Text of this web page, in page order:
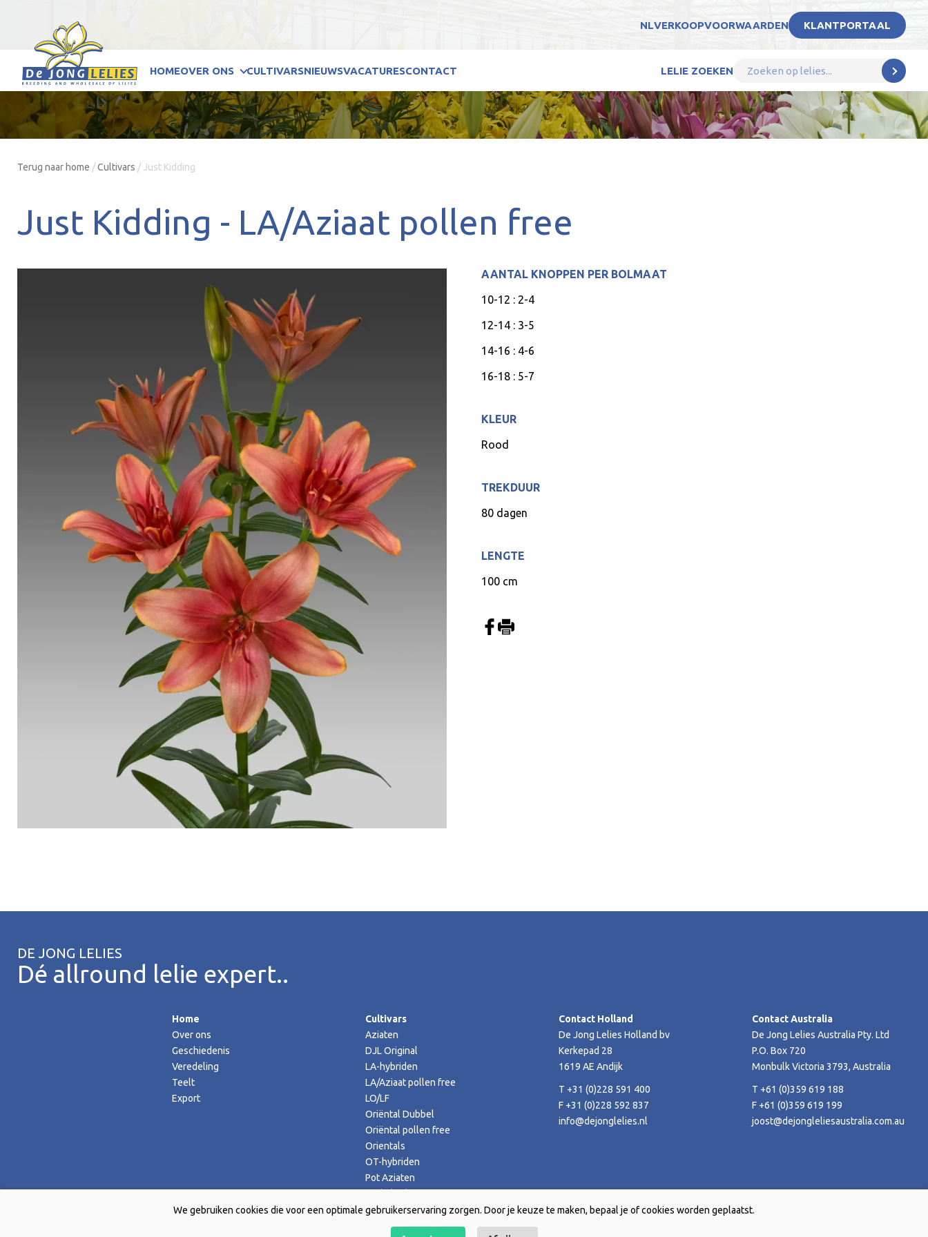
NLVERKOOPVOORWAARDEN KLANTPORTAAL
HOMEOVER ONS CULTIVARSNIEUWSVACATURESCONTACT LELIE ZOEKEN
Terug naar home /Cultivars / Just Kidding
Just Kidding - LA/Aziaat pollen free
AANTAL KNOPPEN PER BOLMAAT
10-12 : 2-4
12-14 : 3-5
14-16 : 4-6
16-18 : 5-7
KLEUR
Rood
TREKDUUR
80 dagen
LENGTE
100 cm
DE JONG LELIES
Dé allround lelie expert..
Home
Over ons
Geschiedenis
Veredeling
Teelt
Export
Cultivars
Aziaten
DJL Original
LA-hybriden
LA/Aziaat pollen free
LO/LF
Oriëntal Dubbel
Oriëntal pollen free
Orientals
OT-hybriden
Pot Aziaten
Contact Holland
De Jong Lelies Holland bv
Kerkepad 28
1619 AE Andijk
T +31 (0)228 591 400
F +31 (0)228 592 837
info@dejonglelies.nl
Contact Australia
De Jong Lelies Australia Pty. Ltd
P.O. Box 720
Monbulk Victoria 3793, Australia
T +61 (0)359 619 188
F +61 (0)359 619 199
joost@dejongleliesaustralia.com.au
We gebruiken cookies die voor een optimale gebruikerservaring zorgen. Door je keuze te maken, bepaal je of cookies worden geplaatst.